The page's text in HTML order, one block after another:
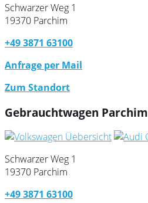
Schwarzer Weg 1
19370 Parchim
+49 3871 63100
Anfrage per Mail
Zum Standort
Gebrauchtwagen Parchim
Schwarzer Weg 1
19370 Parchim
+49 3871 63100